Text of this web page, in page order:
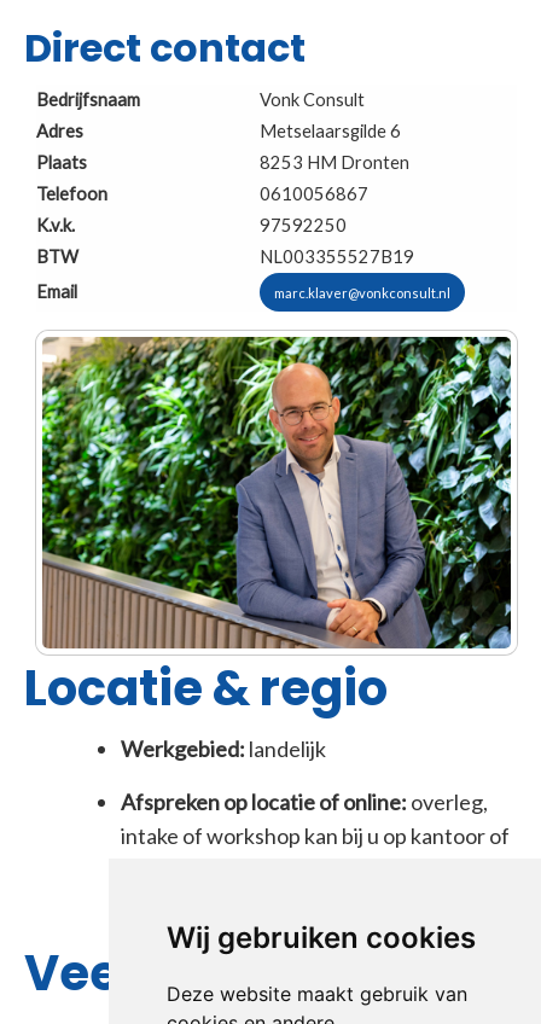
Wij gebruiken cookies
Deze website maakt gebruik van
Direct contact
Bedrijfsnaam
Vonk Consult
Adres
Metselaarsgilde 6
Plaats
8253 HM Dronten
Telefoon
0610056867
K.v.k.
97592250
BTW
NL003355527B19
Email
marc.klaver@vonkconsult.nl
Locatie & regio
Werkgebied: landelijk
Afspreken op locatie of online: overleg,
intake of workshop kan bij u op kantoor of
Veelgestelde